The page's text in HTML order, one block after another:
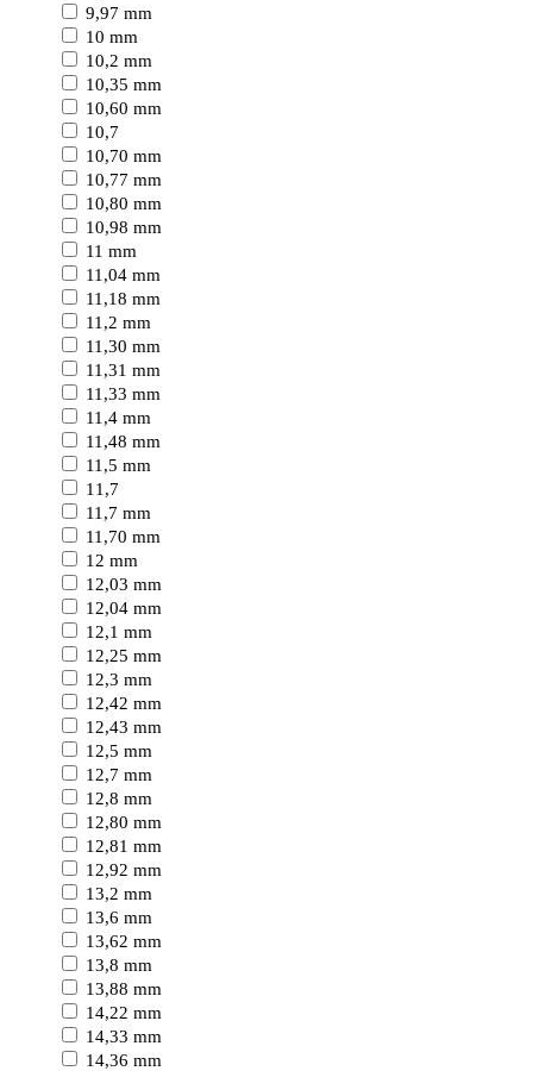
9,97 mm
10 mm
10,2 mm
10,35 mm
10,60 mm
10,7
10,70 mm
10,77 mm
10,80 mm
10,98 mm
11 mm
11,04 mm
11,18 mm
11,2 mm
11,30 mm
11,31 mm
11,33 mm
11,4 mm
11,48 mm
11,5 mm
11,7
11,7 mm
11,70 mm
12 mm
12,03 mm
12,04 mm
12,1 mm
12,25 mm
12,3 mm
12,42 mm
12,43 mm
12,5 mm
12,7 mm
12,8 mm
12,80 mm
12,81 mm
12,92 mm
13,2 mm
13,6 mm
13,62 mm
13,8 mm
13,88 mm
14,22 mm
14,33 mm
14,36 mm